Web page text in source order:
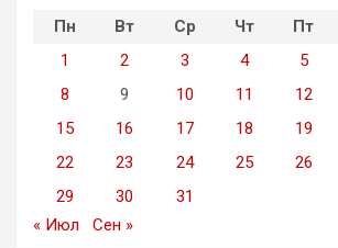
Пн
Вт Ср Чт Пт
1
2 3 4 5
8
9 10 11 12
15
16 17 18 19
22
23 24 25 26
29
30
31
« Июл
Сен »